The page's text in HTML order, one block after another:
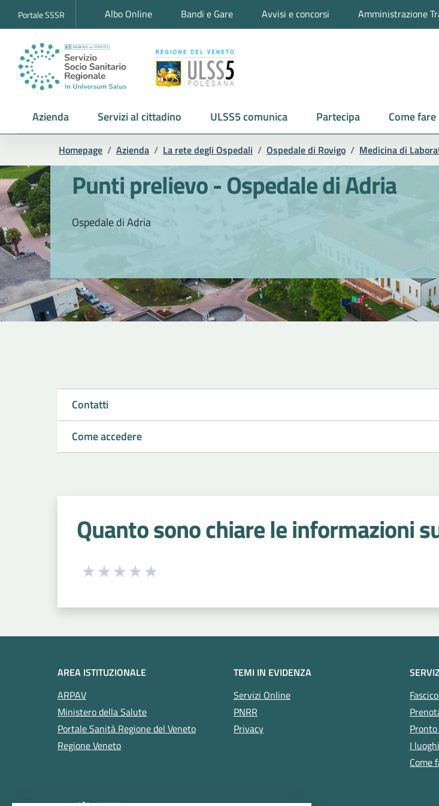
Portale SSSR Albo Online Bandi e Gare Avvisi e concorsi Amministrazione
Azienda Servizi al cittadino ULSS5 comunica Partecipa Come
Homepage / Azienda / La rete degli Ospedali / Ospedale di Rovigo / Medicina di
Punti prelievo - Ospedale di Adria
Ospedale di Adria
Contatti
Come accedere
Quanto sono chiare le informazioni
Seleziona una valutazione da 1 a 5 stelle
AREA ISTITUZIONALE
ARPAV
Ministero della Salute
Portale Sanità Regione del Veneto
Regione Veneto
TEMI IN EVIDENZA
Servizi Online
PNRR
Privacy
I
Come